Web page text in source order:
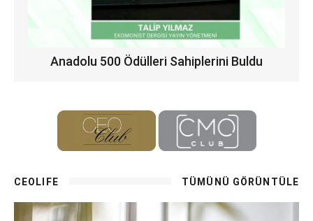
Anadolu 500 Ödülleri Sahiplerini Buldu
CEOLIFE TÜMÜNÜ GÖRÜNTÜLE